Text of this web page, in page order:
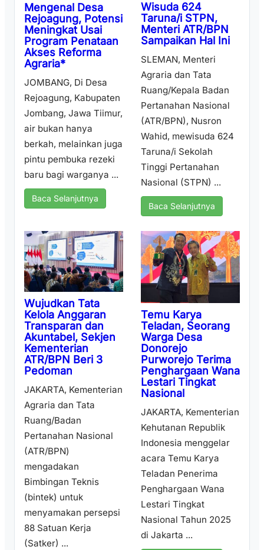
Mengenal Desa
Rejoagung, Potensi
Meningkat Usai
Program Penataan
Akses Reforma
Agraria*
JOMBANG, Di Desa
Rejoagung, Kabupaten
Jombang, Jawa Tiimur,
air bukan hanya
berkah, melainkan juga
pintu pembuka rezeki
baru bagi warganya ...
Baca Selanjutnya
Wisuda 624
Taruna/i STPN,
Menteri ATR/BPN
Sampaikan Hal Ini
SLEMAN, Menteri
Agraria dan Tata
Ruang/Kepala Badan
Pertanahan Nasional
(ATR/BPN), Nusron
Wahid, mewisuda 624
Taruna/i Sekolah
Tinggi Pertanahan
Nasional (STPN) ...
Baca Selanjutnya
Wujudkan Tata
Kelola Anggaran
Transparan dan
Akuntabel, Sekjen
Kementerian
ATR/BPN Beri 3
Pedoman
JAKARTA, Kementerian
Agraria dan Tata
Ruang/Badan
Pertanahan Nasional
(ATR/BPN)
mengadakan
Bimbingan Teknis
(bintek) untuk
menyamakan persepsi
88 Satuan Kerja
(Satker) ...
Temu Karya
Teladan, Seorang
Warga Desa
Donorejo
Purworejo Terima
Penghargaan Wana
Lestari Tingkat
Nasional
JAKARTA, Kementerian
Kehutanan Republik
Indonesia menggelar
acara Temu Karya
Teladan Penerima
Penghargaan Wana
Lestari Tingkat
Nasional Tahun 2025
di Jakarta ...